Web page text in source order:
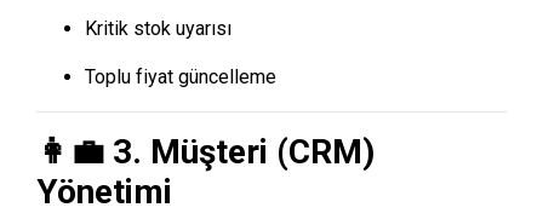
Kritik stok uyarısı
Toplu fiyat güncelleme
👩‍💼 3. Müşteri (CRM)
Yönetimi